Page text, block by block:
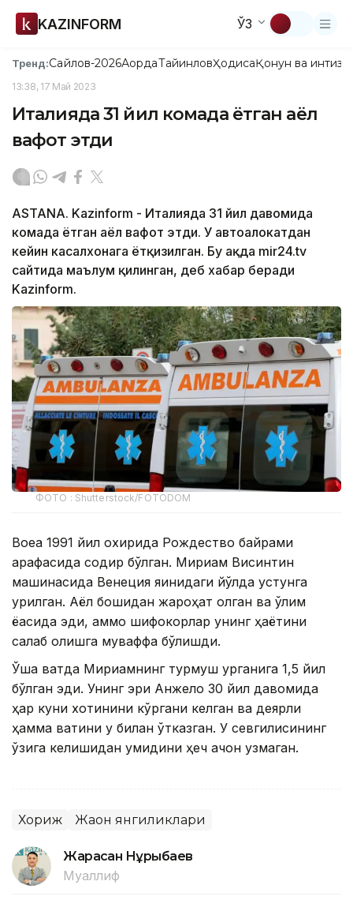
KAZINFORM ЎЗ
Тренд:Сайлов-2026АқордаТайинловҲодисаҚонун ва
13:38, 17 Май 2023
Италияда 31 йил комада ётган аёл
вафот этди
ASTANA. Kazinform - Италияда 31 йил давомида
комада ётган аёл вафот этди. У автоҳалокатдан
кейин касалхонага ётқизилган. Бу ҳақда mir24.tv
сайтида маълум қилинган, деб хабар беради
Kazinform.
ФОТО : Shutterstock/FOTODOM
Воқеа 1991 йил охирида Рождество байрами
арафасида содир бўлган. Мириам Висинтин
машинасида Венеция яқинидаги йўлда устунга
урилган. Аёл бошидан жароҳат олган ва ўлим
ёқасида эди, аммо шифокорлар унинг ҳаётини
сақлаб қолишга муваффақ бўлишди.
Ўша вақтда Мириамнинг турмуш қурганига 1,5 йил
бўлган эди. Унинг эри Анжело 30 йил давомида
ҳар куни хотинини кўргани келган ва деярли
ҳамма вақтини у билан ўтказган. У севгилисининг
ўзига келишидан умидини ҳеч қачон узмаган.
Хориж Жаҳон янгиликлари
Жарасқан Нұрыбаев
Муаллиф